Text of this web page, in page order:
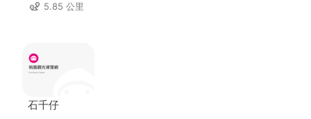
5.85 公里
石千仔